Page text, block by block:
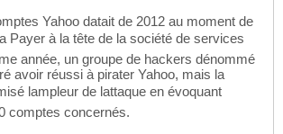
Yahoo datait de 2012 au moment de
Payer à la tête de la société de services
année, un groupe de hackers dénommé
avoir réussi à pirater Yahoo, mais la
lampleur de lattaque en évoquant
comptes concernés.